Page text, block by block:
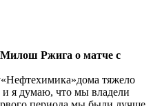
Ржига о матче с
тяжело
я думаю, что мы владели